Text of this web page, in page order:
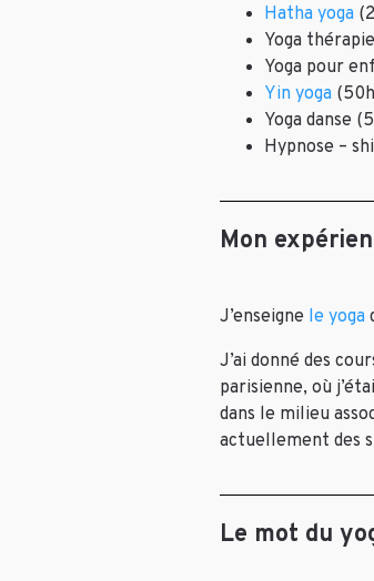
Hatha yoga
Yoga
Yoga pour
Yin yoga
Yoga danse
Hypnose –
Mon
J’enseigne le yoga
J’ai donné des
parisienne, où
dans le milieu
actuellement des
Le mot du